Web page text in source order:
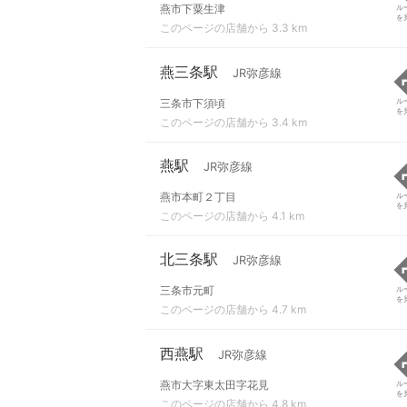
燕市下粟生津
このページの店舗から 3.3 km
ル
を
燕三条駅 JR弥彦線
三条市下須頃
このページの店舗から 3.4 km
ル
を
燕駅 JR弥彦線
燕市本町２丁目
このページの店舗から 4.1 km
ル
を
北三条駅 JR弥彦線
三条市元町
このページの店舗から 4.7 km
ル
を
西燕駅 JR弥彦線
燕市大字東太田字花見
このページの店舗から 4.8 km
ル
を